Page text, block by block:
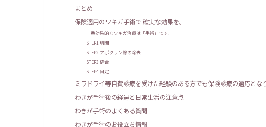
まとめ
保険適用のワキガ手術で 確実な効果を。
一番効果的なワキガ治療は「手術」です。
STEP1 切開
STEP2 アポクリン腺の除去
STEP3 縫合
STEP4 固定
ミラドライ等自費診療を受けた経験のある方でも保険診療の適応とな
わきが手術後の経過と日常生活の注意点
わきが手術のよくある質問
わきが手術のお役立ち情報